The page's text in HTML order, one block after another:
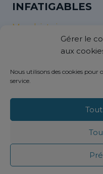
Gérer le
aux
Nous utilisons des cookies
service.
INFATIGABLES
Mon histoire
Nos valeurs et nos
Livraison et retour
Personnalisation
Vous êtes une